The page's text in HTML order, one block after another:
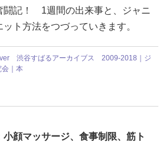
闘記！ 1週間の出来事と、ジャニ
ト方法をつづっていきます。
渋谷すばるアーカイブス 2009-2018｜ジ
会｜本
顔マッサージ、食事制限、筋ト